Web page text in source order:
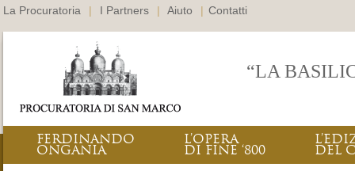
La Procuratoria | I Partners | Aiuto | Contatti
“LA
FERDINANDO
ONGANIA
L’OPERA
DI FINE ‘800 DEL